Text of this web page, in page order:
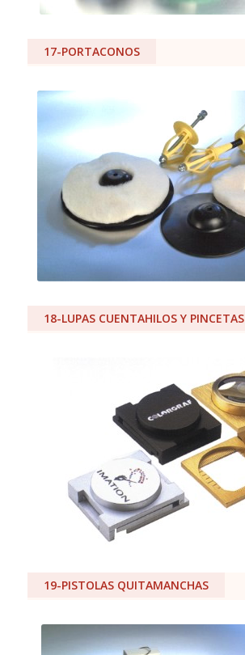
17-PORTACONOS
18-LUPAS CUENTAHILOS Y PINCETAS
19-PISTOLAS QUITAMANCHAS